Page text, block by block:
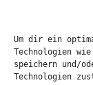
Um dir ein
Technologien
speichern und/
Technologien
Theater